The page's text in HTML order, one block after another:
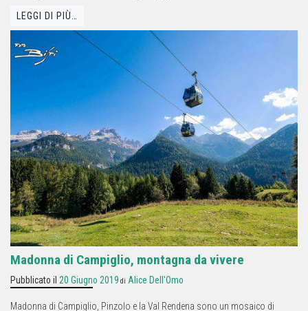
LEGGI DI PIÙ…
Madonna di Campiglio, montagna da vivere
Pubblicato il 20 Giugno 2019 di Alice Dell'Omo
Madonna di Campiglio, Pinzolo e la Val Rendena sono un mosaico di